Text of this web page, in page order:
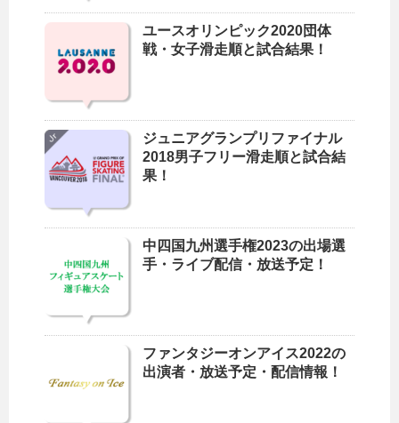
ユースオリンピック2020団体
戦・女子滑走順と試合結果！
ジュニアグランプリファイナル
2018男子フリー滑走順と試合結
果！
中四国九州選手権2023の出場選
手・ライブ配信・放送予定！
ファンタジーオンアイス2022の
出演者・放送予定・配信情報！